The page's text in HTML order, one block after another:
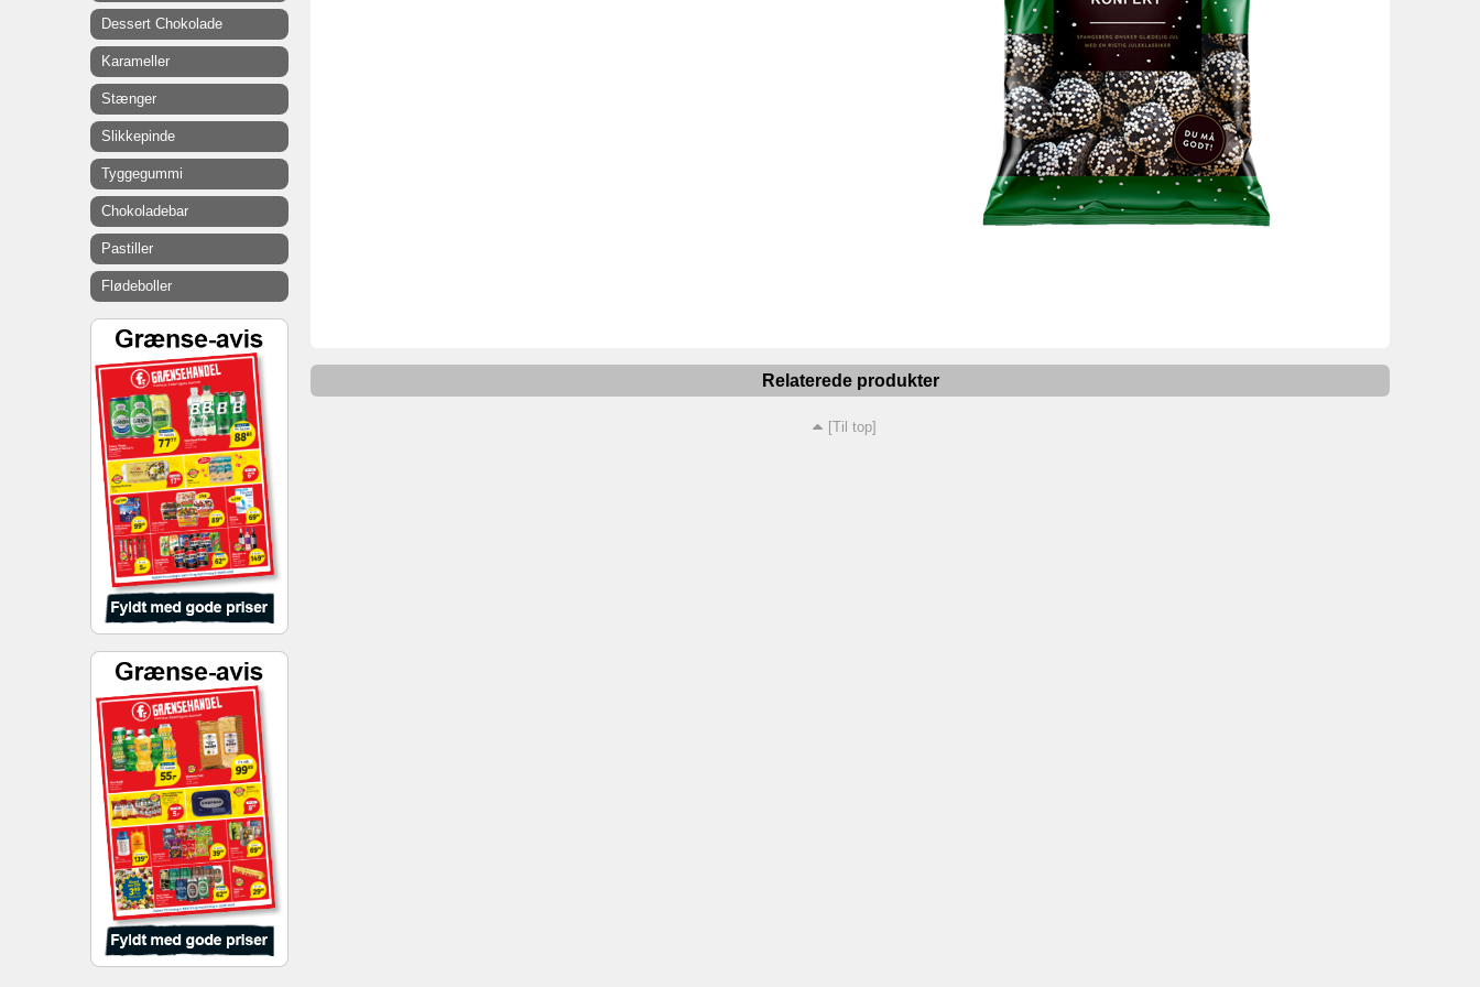
Relaterede produkter
[Til top]
Dessert Chokolade
Karameller
Stænger
Slikkepinde
Tyggegummi
Chokoladebar
Pastiller
Flødeboller